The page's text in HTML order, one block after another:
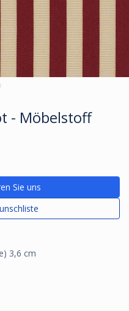
- Möbelstoff
Sie uns
3,6 cm